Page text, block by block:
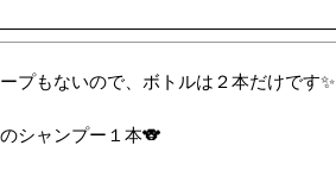
プもないので、ボトルは２本だけです✨
シャンプー１本🐨